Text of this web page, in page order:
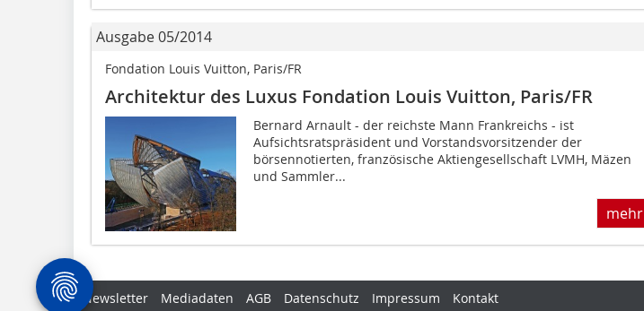
Ausgabe 05/2014
Fondation Louis Vuitton, Paris/FR
Architektur des Luxus Fondation Louis Vuitton, Paris/FR
Bernard Arnault - der reichste Mann Frankreichs - ist
Aufsichtsratspräsident und Vorstandsvorsitzender der
börsennotierten, französische Aktiengesellschaft LVMH, Mäzen
und Sammler...
mehr
Newsletter Mediadaten AGB Datenschutz Impressum Kontakt